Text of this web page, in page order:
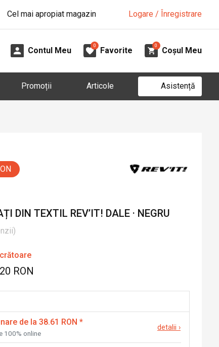
Cel mai apropiat magazin Logare / Înregistrare
Contul Meu
0
Favorite
0
Coșul Meu
Promoții Articole Asistență
DIN TEXTIL REV’IT! DALE · NEGRU
)
RON
de la 38.61 RON *
100% online
detalii ›